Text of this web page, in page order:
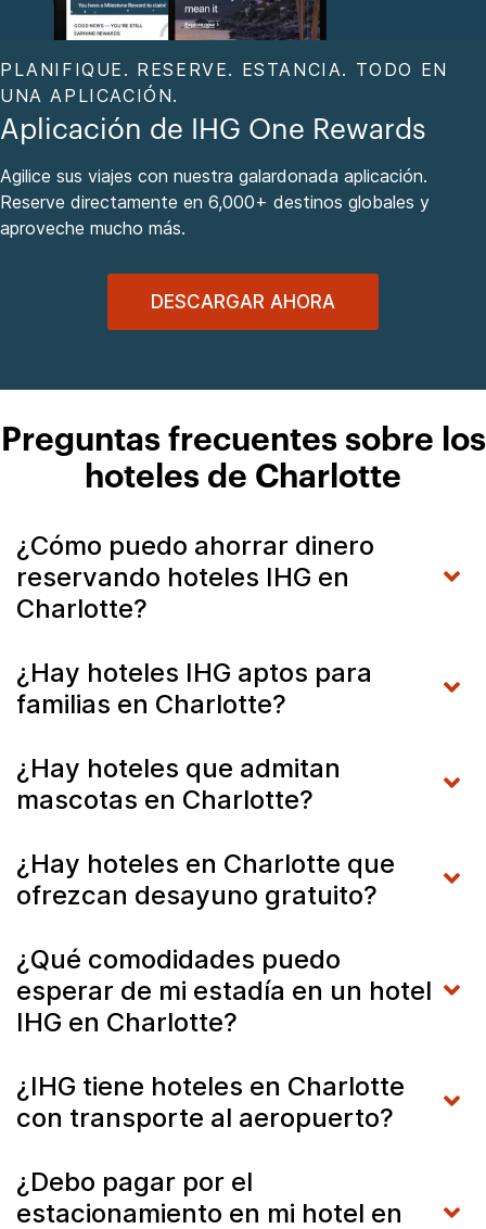
PLANIFIQUE. RESERVE. ESTANCIA. TODO EN
UNA APLICACIÓN.
Aplicación de IHG One Rewards
Agilice sus viajes con nuestra galardonada aplicación.
Reserve directamente en 6,000+ destinos globales y
aproveche mucho más.
DESCARGAR AHORA
Preguntas frecuentes sobre los
hoteles de Charlotte
¿Cómo puedo ahorrar dinero
reservando hoteles IHG en
Charlotte?
¿Hay hoteles IHG aptos para
familias en Charlotte?
¿Hay hoteles que admitan
mascotas en Charlotte?
¿Hay hoteles en Charlotte que
ofrezcan desayuno gratuito?
¿Qué comodidades puedo
esperar de mi estadía en un hotel
IHG en Charlotte?
¿IHG tiene hoteles en Charlotte
con transporte al aeropuerto?
¿Debo pagar por el
estacionamiento en mi hotel en